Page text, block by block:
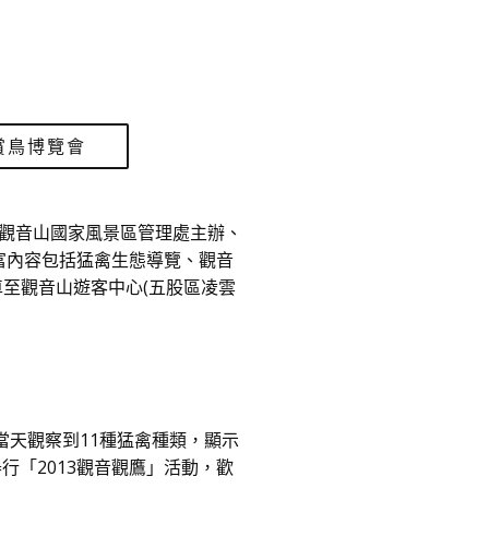
鳥博覽會
音山國家風景區管理處主辦、
容包括猛禽生態導覽、觀音
觀音山遊客中心(五股區凌雲
天觀察到11種猛禽種類，顯示
「2013觀音觀鷹」活動，歡